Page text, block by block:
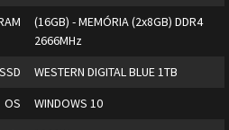
(16GB) - MEMÓRIA (2x8GB) DDR4
2666MHz
WESTERN DIGITAL BLUE 1TB
OS
WINDOWS 10